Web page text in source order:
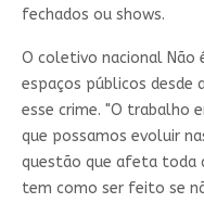
fechados ou shows.
O coletivo nacional Não
espaços públicos desde
esse crime. "O trabalho
que possamos evoluir
questão que afeta toda
tem como ser feito se